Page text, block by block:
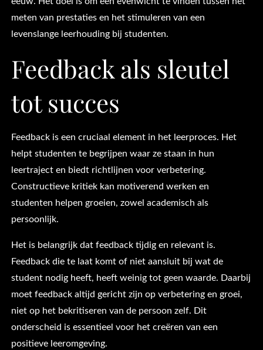
meten van prestaties en het stimuleren van een
levenslange leerhouding bij studenten.
Feedback als sleutel
tot succes
Feedback is een cruciaal element in het leerproces. Het
helpt studenten te begrijpen waar ze staan in hun
leertraject en biedt richtlijnen voor verbetering.
Constructieve kritiek kan motiverend werken en
studenten helpen groeien, zowel academisch als
persoonlijk.
Het is belangrijk dat feedback tijdig en relevant is.
Feedback die te laat komt of niet aansluit bij wat de
student nodig heeft, heeft weinig tot geen waarde. Daarbij
moet feedback altijd gericht zijn op verbetering en groei,
niet op het bekritiseren van de persoon zelf. Dit
onderscheid is essentieel voor het creëren van een
positieve leeromgeving.